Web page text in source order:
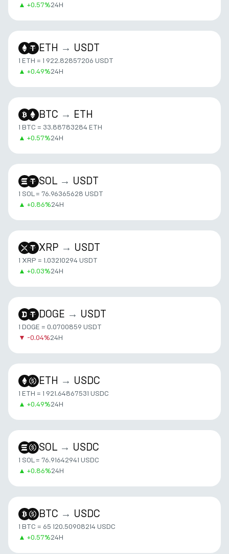
▲ +0.57%24H
ETH → USDT
1 ETH = 1 922.82857206 USDT
▲ +0.49%24H
BTC → ETH
1 BTC = 33.88783284 ETH
▲ +0.57%24H
SOL → USDT
1 SOL = 76.96365628 USDT
▲ +0.86%24H
XRP → USDT
1 XRP = 1.03210294 USDT
▲ +0.03%24H
DOGE → USDT
1 DOGE = 0.0700859 USDT
▼ -0.04%24H
ETH → USDC
1 ETH = 1 921.64867531 USDC
▲ +0.49%24H
SOL → USDC
1 SOL = 76.91642941 USDC
▲ +0.86%24H
BTC → USDC
1 BTC = 65 120.50908214 USDC
▲ +0.57%24H